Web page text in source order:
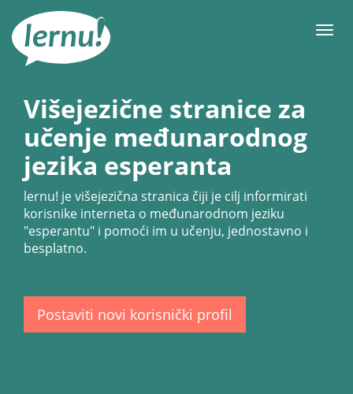
Meni
Višejezične stranice za
učenje međunarodnog
jezika esperanta
lernu! je višejezična stranica čiji je cilj informirati
korisnike interneta o međunarodnom jeziku
"esperantu" i pomoći im u učenju, jednostavno i
besplatno.
Postaviti novi korisnički profil